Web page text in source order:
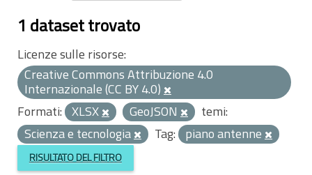
1 dataset trovato
Licenze sulle risorse:
Creative Commons Attribuzione 4.0
Internazionale (CC BY 4.0)
Formati: XLSX GeoJSON
temi:
Scienza e tecnologia
Tag: piano antenne
RISULTATO DEL FILTRO